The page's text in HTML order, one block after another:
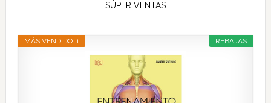
SÚPER VENTAS
REBAJAS
MÁS VENDIDO. 1